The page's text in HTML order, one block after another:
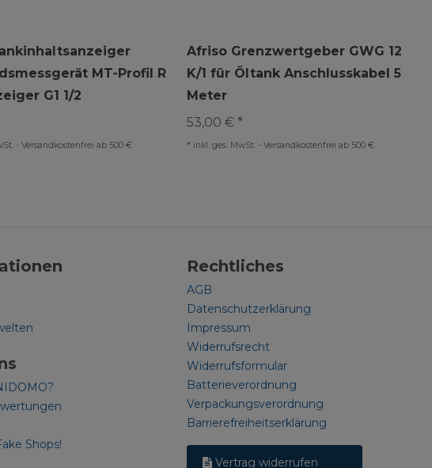
MT-Profil R
G1 1/2
- Versandkostenfrei ab 500 €
Afriso Grenzwertgeber GWG 12
K/1 für Öltank Anschlusskabel 5
Meter
53,00 € *
* inkl. ges. MwSt. - Versandkostenfrei ab 500 €
Shops!
Rechtliches
AGB
Datenschutzerklärung
Impressum
Widerrufsrecht
Widerrufsformular
Batterieverordnung
Verpackungsverordnung
Barrierefreiheitserklärung
Vertrag widerrufen